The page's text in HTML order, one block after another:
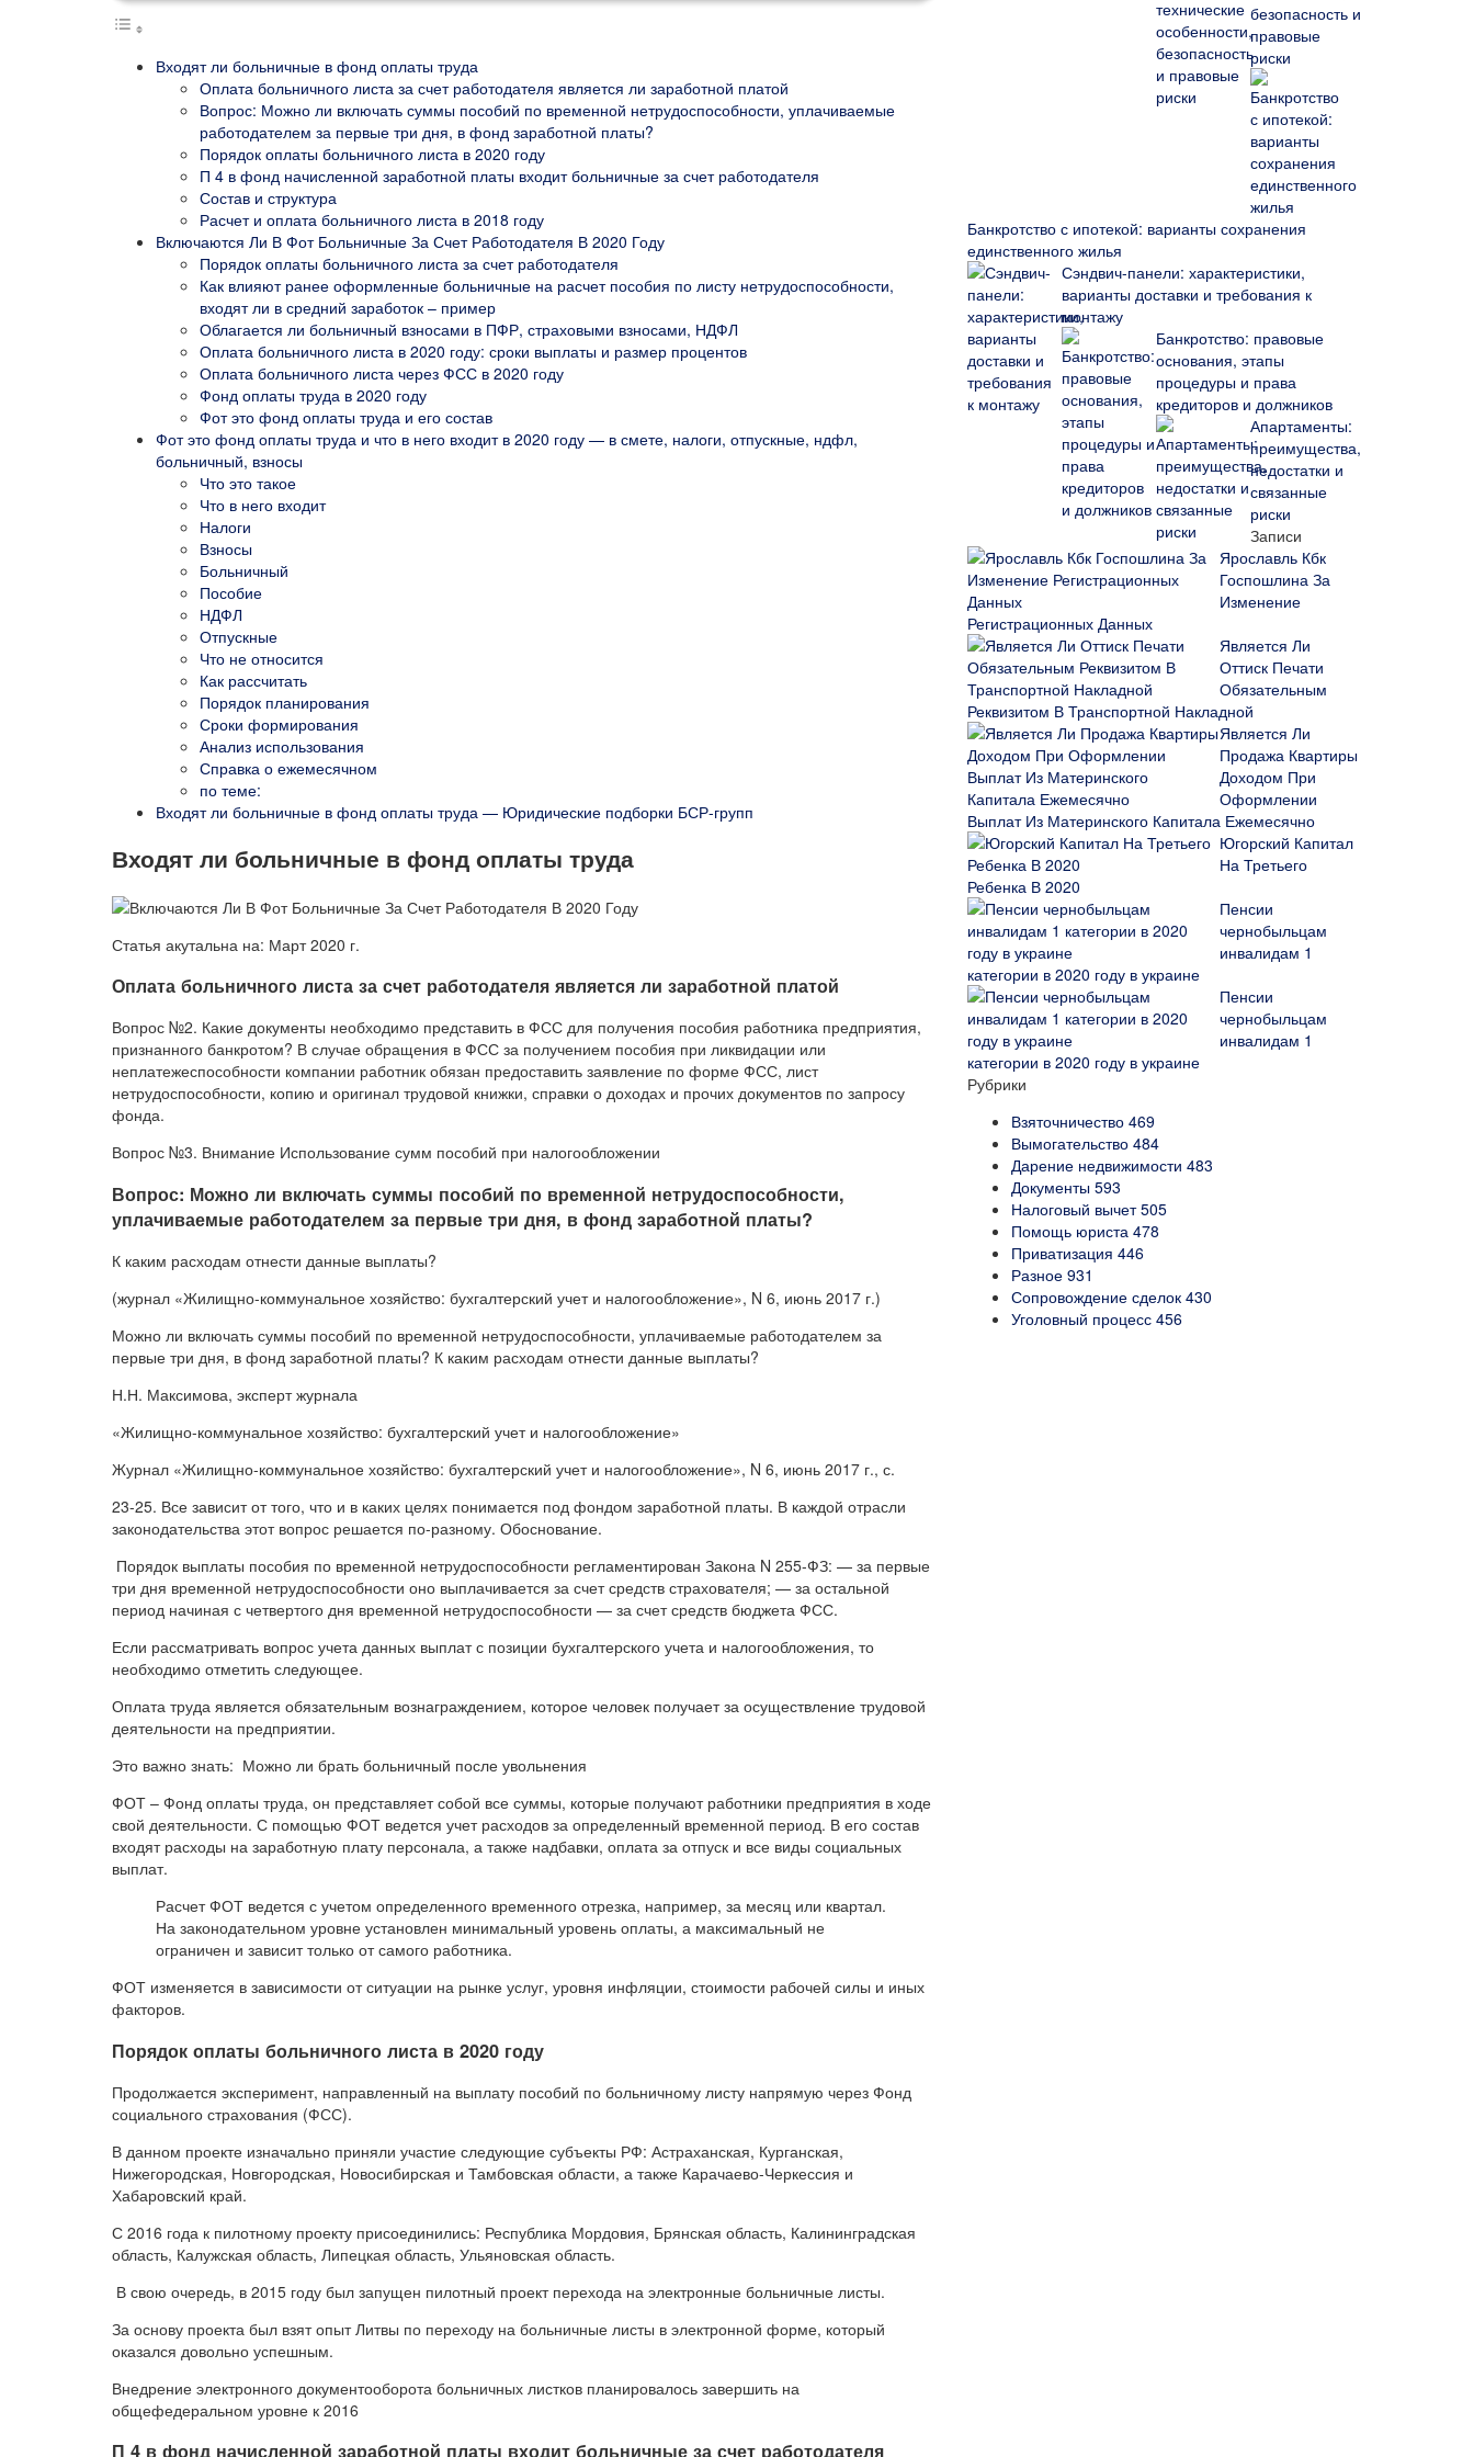
Входят ли больничные в фонд оплаты труда
Оплата больничного листа за счет работодателя является ли заработной платой
Вопрос: Можно ли включать суммы пособий по временной нетрудоспособности, уплачиваемые
работодателем за первые три дня, в фонд заработной платы?
Порядок оплаты больничного листа в 2020 году
П 4 в фонд начисленной заработной платы входит больничные за счет работодателя
Состав и структура
Расчет и оплата больничного листа в 2018 году
Включаются Ли В Фот Больничные За Счет Работодателя В 2020 Году
Порядок оплаты больничного листа за счет работодателя
Как влияют ранее оформленные больничные на расчет пособия по листу нетрудоспособности,
входят ли в средний заработок – пример
Облагается ли больничный взносами в ПФР, страховыми взносами, НДФЛ
Оплата больничного листа в 2020 году: сроки выплаты и размер процентов
Оплата больничного листа через ФСС в 2020 году
Фонд оплаты труда в 2020 году
Фот это фонд оплаты труда и его состав
Фот это фонд оплаты труда и что в него входит в 2020 году — в смете, налоги, отпускные, ндфл,
больничный, взносы
Что это такое
Что в него входит
Налоги
Взносы
Больничный
Пособие
НДФЛ
Отпускные
Что не относится
Как рассчитать
Порядок планирования
Сроки формирования
Анализ использования
Справка о ежемесячном
по теме:
Входят ли больничные в фонд оплаты труда — Юридические подборки БСР-групп
Входят ли больничные в фонд оплаты труда
Статья акутальна на: Март 2020 г.
Оплата больничного листа за счет работодателя является ли заработной платой
Вопрос №2. Какие документы необходимо представить в ФСС для получения пособия работника предприятия,
признанного банкротом? В случае обращения в ФСС за получением пособия при ликвидации или
неплатежеспособности компании работник обязан предоставить заявление по форме ФСС, лист
нетрудоспособности, копию и оригинал трудовой книжки, справки о доходах и прочих документов по запросу
фонда.
Вопрос №3. Внимание Использование сумм пособий при налогообложении
Вопрос: Можно ли включать суммы пособий по временной нетрудоспособности,
уплачиваемые работодателем за первые три дня, в фонд заработной платы?
К каким расходам отнести данные выплаты?
(журнал «Жилищно-коммунальное хозяйство: бухгалтерский учет и налогообложение», N 6, июнь 2017 г.)
Можно ли включать суммы пособий по временной нетрудоспособности, уплачиваемые работодателем за
первые три дня, в фонд заработной платы? К каким расходам отнести данные выплаты?
Н.Н. Максимова, эксперт журнала
«Жилищно-коммунальное хозяйство: бухгалтерский учет и налогообложение»
Журнал «Жилищно-коммунальное хозяйство: бухгалтерский учет и налогообложение», N 6, июнь 2017 г., с.
23-25. Все зависит от того, что и в каких целях понимается под фондом заработной платы. В каждой отрасли
законодательства этот вопрос решается по-разному. Обоснование.
Порядок выплаты пособия по временной нетрудоспособности регламентирован Закона N 255-ФЗ: — за первые
три дня временной нетрудоспособности оно выплачивается за счет средств страхователя; — за остальной
период начиная с четвертого дня временной нетрудоспособности — за счет средств бюджета ФСС.
Если рассматривать вопрос учета данных выплат с позиции бухгалтерского учета и налогообложения, то
необходимо отметить следующее.
Оплата труда является обязательным вознаграждением, которое человек получает за осуществление трудовой
деятельности на предприятии.
Это важно знать: Можно ли брать больничный после увольнения
ФОТ – Фонд оплаты труда, он представляет собой все суммы, которые получают работники предприятия в ходе
свой деятельности. С помощью ФОТ ведется учет расходов за определенный временной период. В его состав
входят расходы на заработную плату персонала, а также надбавки, оплата за отпуск и все виды социальных
выплат.
Расчет ФОТ ведется с учетом определенного временного отрезка, например, за месяц или квартал.
На законодательном уровне установлен минимальный уровень оплаты, а максимальный не
ограничен и зависит только от самого работника.
ФОТ изменяется в зависимости от ситуации на рынке услуг, уровня инфляции, стоимости рабочей силы и иных
факторов.
Порядок оплаты больничного листа в 2020 году
Продолжается эксперимент, направленный на выплату пособий по больничному листу напрямую через Фонд
социального страхования (ФСС).
В данном проекте изначально приняли участие следующие субъекты РФ: Астраханская, Курганская,
Нижегородская, Новгородская, Новосибирская и Тамбовская области, а также Карачаево-Черкессия и
Хабаровский край.
С 2016 года к пилотному проекту присоединились: Республика Мордовия, Брянская область, Калининградская
область, Калужская область, Липецкая область, Ульяновская область.
В свою очередь, в 2015 году был запущен пилотный проект перехода на электронные больничные листы.
За основу проекта был взят опыт Литвы по переходу на больничные листы в электронной форме, который
оказался довольно успешным.
Внедрение электронного документооборота больничных листков планировалось завершить на
общефедеральном уровне к 2016
П 4 в фонд начисленной заработной платы входит больничные за счет работодателя
безопасность и
правовые
риски
Банкротство с ипотекой: варианты сохранения
единственного жилья
Сэндвич-панели: характеристики,
варианты доставки и требования к
монтажу
Банкротство: правовые
основания, этапы
процедуры и права
кредиторов и должников
Апартаменты:
преимущества,
недостатки и
связанные
риски
Записи
Ярославль Кбк
Госпошлина За
Изменение
Регистрационных Данных
Является Ли
Оттиск Печати
Обязательным
Реквизитом В Транспортной Накладной
Является Ли
Продажа Квартиры
Доходом При
Оформлении
Выплат Из Материнского Капитала Ежемесячно
Югорский Капитал
На Третьего
Ребенка В 2020
Пенсии
чернобыльцам
инвалидам 1
категории в 2020 году в украине
Пенсии
чернобыльцам
инвалидам 1
категории в 2020 году в украине
Рубрики
Взяточничество 469
Вымогательство 484
Дарение недвижимости 483
Документы 593
Налоговый вычет505
Помощь юриста 478
Приватизация 446
Разное 931
Сопровождение сделок 430
Уголовный процесс 456